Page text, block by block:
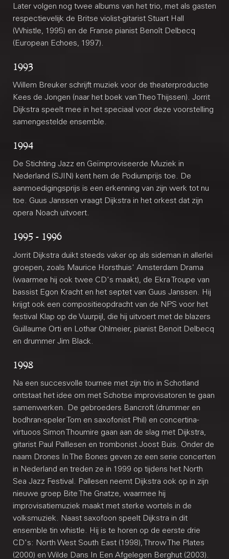
Later volgen nog twee albums van het trio, met als gasten
respectievelijk de Britse violist-gitarist Stuart Hall
(Whistle, 1995) en de Franse pianist Benoît Delbecq
(European Echoes, 1997).
1993
Willem Breuker schrijft muziek voor de theaterproductie
Kees de Jongen (naar het boek van Theo Thijssen). Jorrit
Dijkstra speelt mee in het speciaal voor deze voorstelling
samengestelde ensemble.
1994
De Stichting Jazz en Geïmproviseerde Muziek in
Nederland (SJIN) kent hem de Podiumprijs toe. De
aanmoedigingsprijs is een erkenning van zijn werk tot nu
toe. Guus Janssen vraagt Dijkstra in het orkest dat zijn
opera Noach uitvoert.
1995 - 1996
Jorrit Dijkstra duikt steeds vaker op als sideman in allerlei
groepen, zoals Maurice Horsthuis' Amsterdam Drama
(waarmee hij ook twee CD's maakt), de Ekra Troupe van
bassist Egon Kracht en het septet van Guus Janssen. Hij
krijgt ook een compositieopdracht van de NPS voor het
festival Klap op de Vuurpijl, die hij uitvoert met de blazers
Guillaume Orti en Lothar Ohlmeier, pianist Benoit Delbecq
en drummer Jim Black.
1998
Na een succesvolle tournee met zijn trio in Schotland
ontstaat het idee om met Schotse improvisatoren te gaan
samenwerken. De gebroeders Bancroft (drummer en
bodhran-speler Tom en saxofonist Phil) en concertina-
virtuoos Simon Thoumire gaan aan de slag met Dijkstra,
gitarist Paul Palllesen en trombonist Joost Buis. Onder de
naam Drones In The Bones geven ze een serie concerten
in Nederland en treden ze in 1999 op tijdens het North
Sea Jazz Festival. Pallesen neemt Dijkstra ook op in zijn
nieuwe groep Bite The Gnatze, waarmee hij
improvisatiemuziek maakt met sterke wortels in de
volksmuziek. Naast saxofoon speelt Dijkstra in dit
ensemble tin whistle. Hij is te horen op de eerste drie
CD's: North West South East (1998), Throw The Plates
(2000) en Wilde Dans In Een Afgelegen Berghut (2003).